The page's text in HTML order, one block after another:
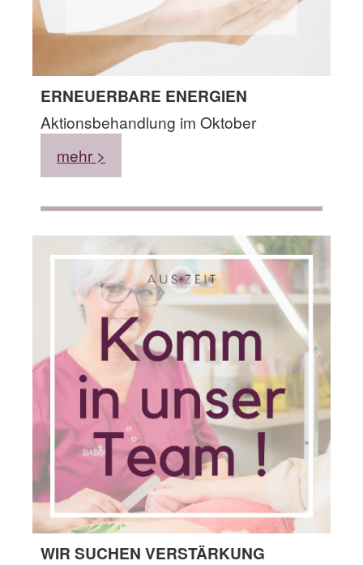
ERNEUERBARE ENERGIEN
Aktionsbehandlung im Oktober
mehr >
WIR SUCHEN VERSTÄRKUNG